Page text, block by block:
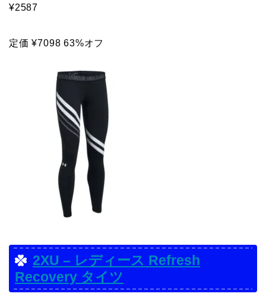
¥2587
定価 ¥7098 63%オフ
2XU – レディース Refresh
Recovery タイツ